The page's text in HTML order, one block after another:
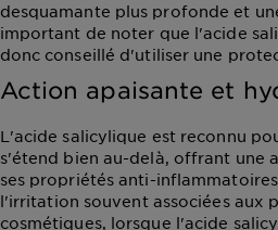
desquamante plus profonde et
important de noter que l'acide
donc conseillé d'utiliser une
Action apaisante et
L'acide salicylique est reconnu
s'étend bien au-delà, offrant une
ses propriétés anti-
l'irritation souvent associées aux
cosmétiques, lorsque l'acide